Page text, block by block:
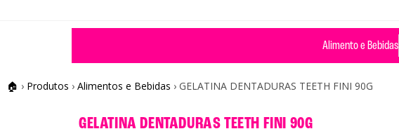
Alimento e Bebidas
🏠 › Produtos › Alimentos e Bebidas › GELATINA DENTADURAS TEETH FINI 90G
GELATINA DENTADURAS TEETH FINI 90G